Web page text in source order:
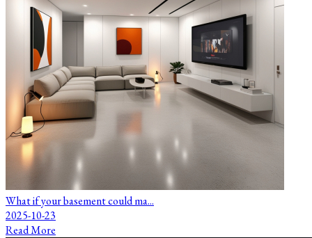
What if your basement could ma...
2025-10-23
Read More